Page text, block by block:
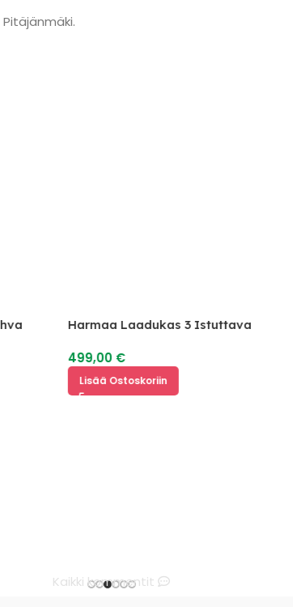
Harmaa Laadukas 3 Istuttava
499,00€
Lisää Ostoskoriin
Kaikki kommentit